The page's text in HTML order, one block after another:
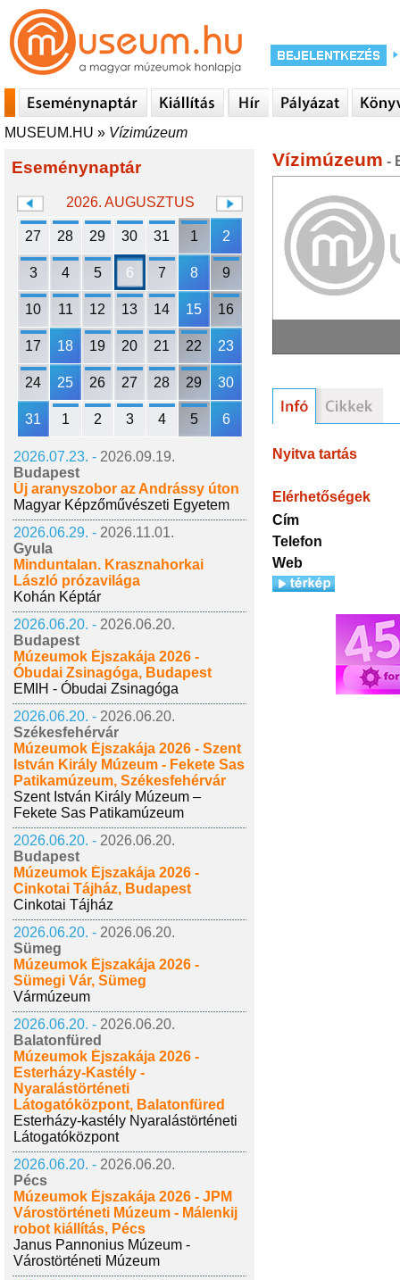
MUSEUM.HU » Vízimúzeum
Eseménynaptár
2026. AUGUSZTUS
27 28 29 30 31 1 2
3 4 5 6 7 8 9
10 11 12 13 14 15 16
17 18 19 20 21 22 23
24 25 26 27 28 29 30
31 1 2 3 4 5 6
2026.07.23. - 2026.09.19.
Budapest
Új aranyszobor az Andrássy úton
Magyar Képzőművészeti Egyetem
2026.06.29. - 2026.11.01.
Gyula
Minduntalan. Krasznahorkai
László prózavilága
Kohán Képtár
2026.06.20. - 2026.06.20.
Budapest
Múzeumok Éjszakája 2026 -
Óbudai Zsinagóga, Budapest
EMIH - Óbudai Zsinagóga
2026.06.20. - 2026.06.20.
Székesfehérvár
Múzeumok Éjszakája 2026 - Szent
István Király Múzeum - Fekete Sas
Patikamúzeum, Székesfehérvár
Szent István Király Múzeum –
Fekete Sas Patikamúzeum
2026.06.20. - 2026.06.20.
Budapest
Múzeumok Éjszakája 2026 -
Cinkotai Tájház, Budapest
Cinkotai Tájház
2026.06.20. - 2026.06.20.
Sümeg
Múzeumok Éjszakája 2026 -
Sümegi Vár, Sümeg
Vármúzeum
2026.06.20. - 2026.06.20.
Balatonfüred
Múzeumok Éjszakája 2026 -
Esterházy-Kastély -
Nyaralástörténeti
Látogatóközpont, Balatonfüred
Esterházy-kastély Nyaralástörténeti
Látogatóközpont
2026.06.20. - 2026.06.20.
Pécs
Múzeumok Éjszakája 2026 - JPM
Várostörténeti Múzeum - Málenkij
robot kiállítás, Pécs
Janus Pannonius Múzeum -
Várostörténeti Múzeum
Vízimúzeum -
Nyitva tartás
Elérhetőségek
Cím
Telefon
Web